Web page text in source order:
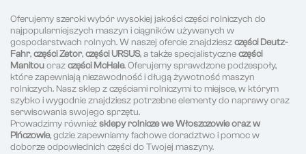
Oferujemy szeroki wybór wysokiej jakości części rolniczych do
najpopularniejszych maszyn i ciągników używanych w
gospodarstwach rolnych. W naszej ofercie znajdzieszczęści Deutz-
Fahr,części Zetor,części URSUS, a także specjalistyczneczęści
Manitouorazczęści McHale. Oferujemy sprawdzone podzespoły,
które zapewniają niezawodność i długą żywotność maszyn
rolniczych. Nasz sklep z częściami rolniczymi to miejsce, w którym
szybko i wygodnie znajdziesz potrzebne elementy do naprawy oraz
serwisowania swojego sprzętu.
Prowadzimy równieżsklepy rolnicze we Włoszczowie oraz w
Pińczowie, gdzie zapewniamy fachowe doradztwo i pomoc w
doborze odpowiednich części do Twojej maszyny.